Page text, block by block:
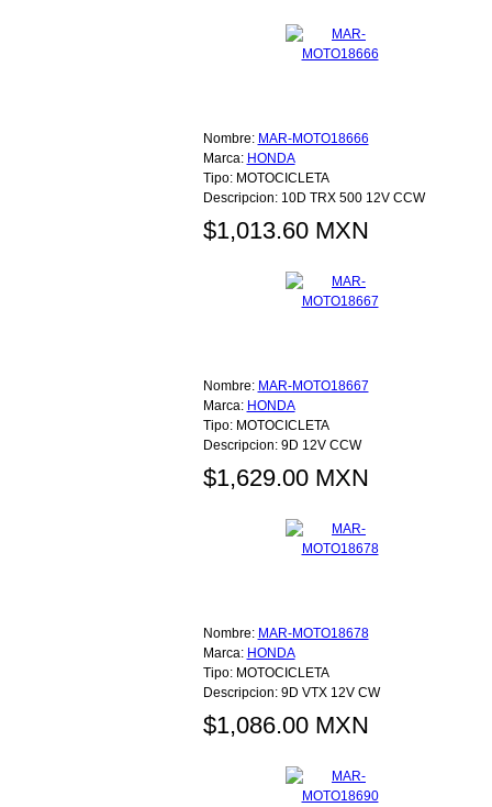
Nombre: MAR-MOTO18666
Marca: HONDA
Tipo: MOTOCICLETA
Descripcion: 10D TRX 500 12V CCW
$1,013.60 MXN
Nombre: MAR-MOTO18667
Marca: HONDA
Tipo: MOTOCICLETA
Descripcion: 9D 12V CCW
$1,629.00 MXN
Nombre: MAR-MOTO18678
Marca: HONDA
Tipo: MOTOCICLETA
Descripcion: 9D VTX 12V CW
$1,086.00 MXN